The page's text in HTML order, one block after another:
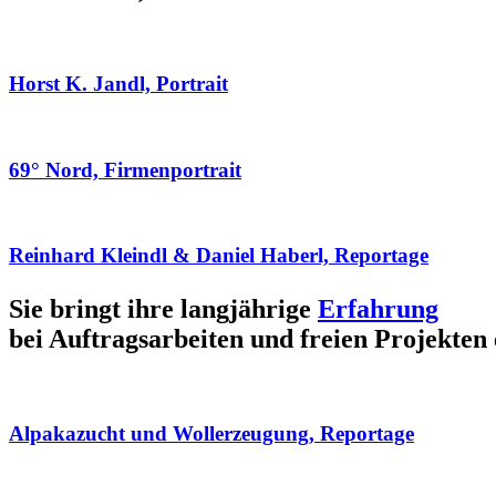
Horst K. Jandl, Portrait
69° Nord, Firmenportrait
Reinhard Kleindl & Daniel Haberl, Reportage
Sie bringt ihre langjährige Erfahrung
bei Auftragsarbeiten und freien Projekten
Alpakazucht und Wollerzeugung, Reportage